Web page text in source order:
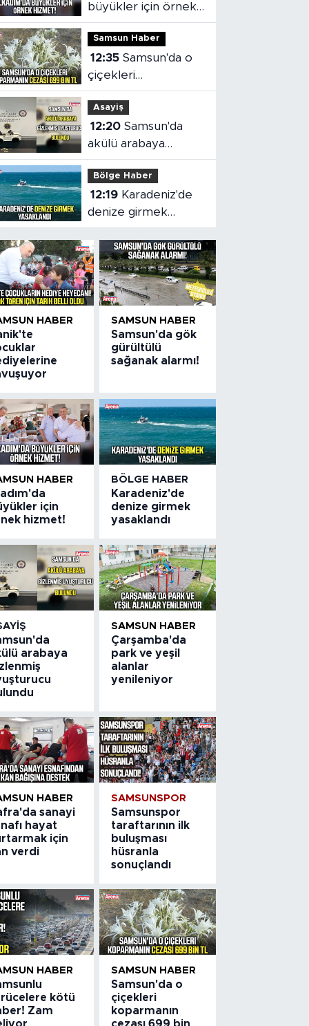
büyükler için örnek
hizmet!
Samsun Haber
12:35 Samsun'da o
çiçekleri
koparmanın cezası
699 bin TL
Asayiş
12:20 Samsun'da
akülü arabaya
gizlenmiş
uyuşturucu bulundu
Bölge Haber
12:19
denize girmek
yasaklandı
HABER SAMSUN HABER
Samsun'da gök
gürültülü
sağanak alarmı!
HABER
için
hizmet!
BÖLGE HABER
Karadeniz'de
denize girmek
yasaklandı
arabaya
SAMSUN HABER
Çarşamba'da
park ve yeşil
alanlar
yenileniyor
HABER
sanayi
hayat
için
verdi
SAMSUNSPOR
Samsunspor
taraftarının ilk
buluşması
hüsranla
sonuçlandı
HABER
kötü
Zam
SAMSUN HABER
Samsun'da o
çiçekleri
koparmanın